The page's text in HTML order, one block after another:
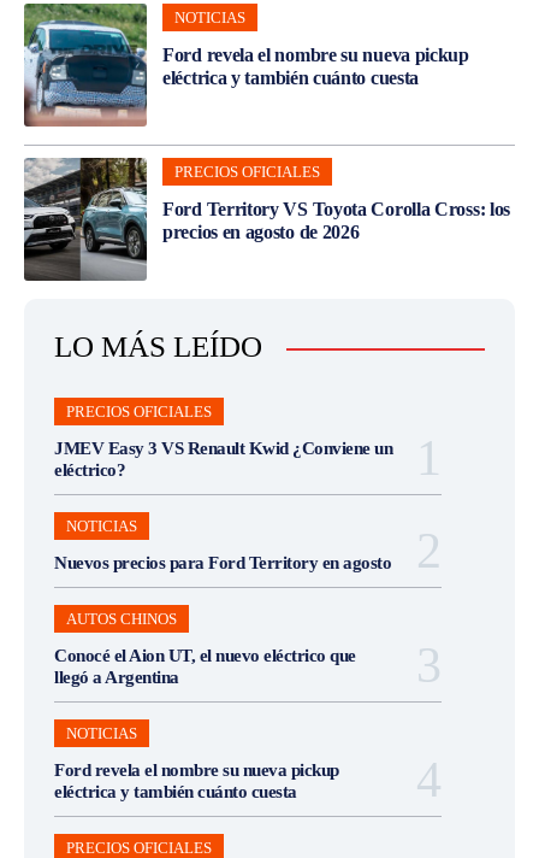
NOTICIAS
Ford revela el nombre su nueva pickup
eléctrica y también cuánto cuesta
PRECIOS OFICIALES
Ford Territory VS Toyota Corolla Cross: los
precios en agosto de 2026
LO MÁS LEÍDO
PRECIOS OFICIALES
JMEV Easy 3 VS Renault Kwid ¿Conviene un
eléctrico?
NOTICIAS
Nuevos precios para Ford Territory en agosto
AUTOS CHINOS
Conocé el Aion UT, el nuevo eléctrico que
llegó a Argentina
NOTICIAS
Ford revela el nombre su nueva pickup
eléctrica y también cuánto cuesta
PRECIOS OFICIALES